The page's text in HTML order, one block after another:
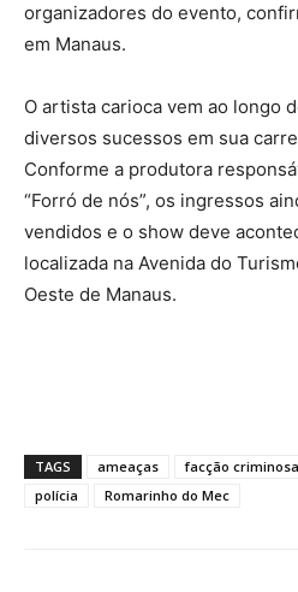
organizadores do evento,
em Manaus.
O artista carioca vem ao longo
diversos sucessos em sua
Conforme a produtora
“Forró de nós”, os ingressos
vendidos e o show deve
localizada na Avenida do
Oeste de Manaus.
TAGS ameaças facção criminosa
polícia
Romarinho do Mec